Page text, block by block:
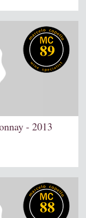
89
- 2013
88